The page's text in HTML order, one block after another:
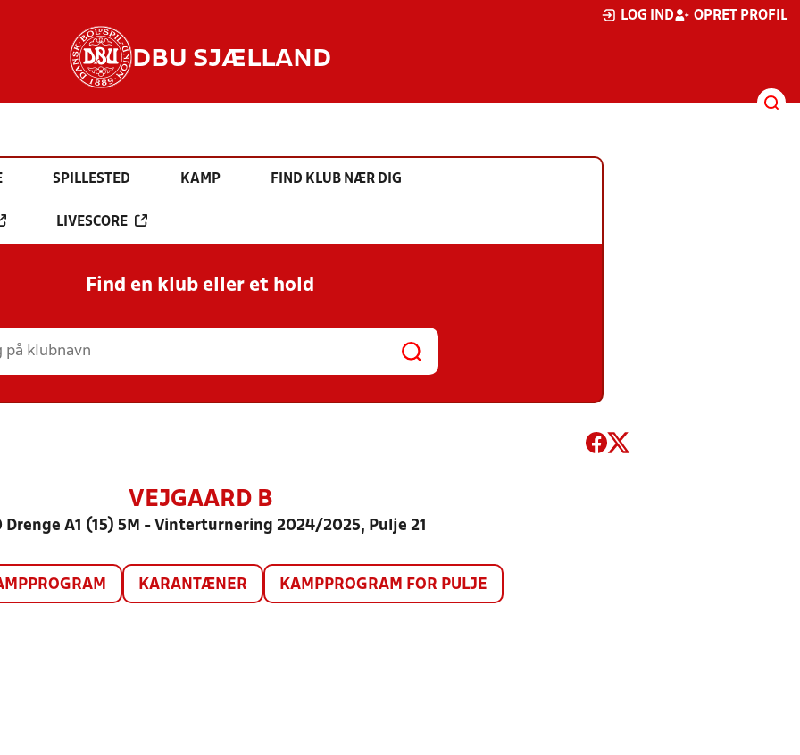
LOG IND OPRET PROFIL
DBU SJÆLLAND
SPILLESTED KAMP FIND KLUB NÆR DIG
LIVESCORE
Find en klub eller et hold
VEJGAARD B
Drenge A1 (15) 5M - Vinterturnering 2024/2025, Pulje 21
KARANTÆNER KAMPPROGRAM FOR PULJE